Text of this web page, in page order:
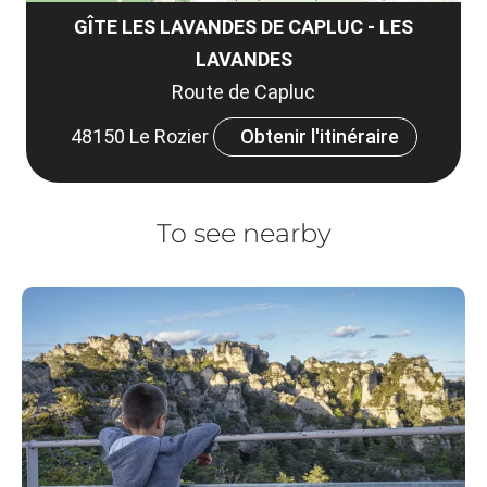
GÎTE LES LAVANDES DE CAPLUC - LES
LAVANDES
Route de Capluc
48150 Le Rozier
Obtenir l'itinéraire
To see nearby